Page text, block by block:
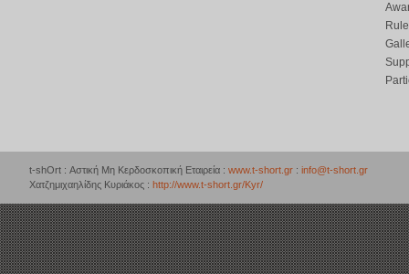
t-shOrt : Αστική Μη Κερδοσκοπική Εταιρεία : www.t-short.gr : info@t-short.gr
Χατζημιχαηλίδης Κυριάκος : http://www.t-short.gr/Kyr/